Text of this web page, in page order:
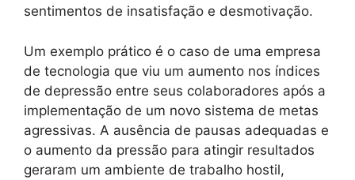
sentimentos de insatisfação e desmotivação.
Um exemplo prático é o caso de uma empresa
de tecnologia que viu um aumento nos índices
de depressão entre seus colaboradores após a
implementação de um novo sistema de metas
agressivas. A ausência de pausas adequadas e
o aumento da pressão para atingir resultados
geraram um ambiente de trabalho hostil,